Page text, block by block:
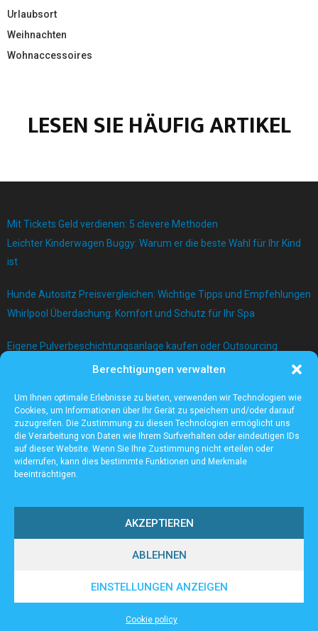
Berechtigungen verwalten
Um Ihnen optimale Erlebnisse zu bieten, verwenden wir Technologien wie
Cookies, um Informationen über Ihr Gerät zu speichern und/oder darauf
zuzugreifen. Die Zustimmung zu diesen Technologien ermöglicht uns
die Verarbeitung von Daten wie Ihrem Surfverhalten oder eindeutigen IDs
auf dieser Website. Wenn Sie Ihre Zustimmung nicht erteilen oder
widerrufen, kann dies bestimmte Funktionen und Merkmale
beeinträchtigen.
AKZEPTIEREN
ABLEHNEN
EINSTELLUNGEN ANZEIGEN
Cookie policy
Urlaubsort
Weihnachten
Wohnaccessoires
LESEN SIE HÄUFIG ARTIKEL
Mit Tickets Geld verdienen: 5 clevere Methoden
Leichter Kinderwagen Buggy: Warum er die beste Wahl für Ihr Kind
ist
Hunde Autositz Preisvergleichen: Wichtige Tipps und Empfehlungen
Whirlpool Überdachung: Komfort und Schutz für Ihr Spa
Eigene Pulverbeschichtungsanlage kaufen oder Outsourcing
Bau einer Mauer mit Betonblock
Contact